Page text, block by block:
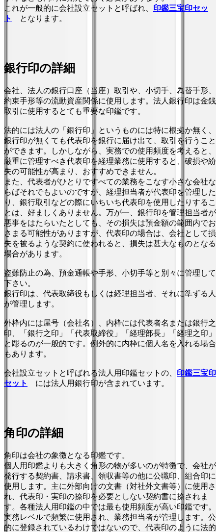
これが一般的に会社設立セットと呼ばれ、 印鑑三宝印セッ
ト
となります。
銀行印の詳細
会社、法人の銀行口座（当座）取引や、小切手、為替手形、
約束手形等の流動資産関係に使用します。法人銀行印は金銭
取引に使用するとても重要な印鑑です。
法的には法人の「銀行印」というものには特に根拠か無く、
銀行印が無くても代表印を銀行に届け出て、取引を行うこと
ができます。しかしながら、実務での使用頻度を考えると、
厳重に管理すべき代表印を経理業務に使用すると、破損や紛
失の可能性が高まり、おすすめできません。
また、代表者がひとりですべての業務をこなす小さな会社な
らばそれでもよいのですが、経理担当者が代表印を管理した
り、銀行取引などの際にいちいち代表印を使用したりするこ
とは、好ましくありません。万が一、銀行印を管理担当者が
悪事をはたらいたとしても、その損失は預金額の範囲内でお
さまる可能性がありますが、代表印の場合は、会社として損
失を被るような契約に使われると、損失は甚大なものとなる
場合があります。
盗難防止の為、預金通帳や手形、小切手等と別々に管理して
下さい。
銀行印は、代表取締役もしくは経理担当者、それに準ずる人
が管理します。
外枠内には屋号（会社名）、内枠には代表者名または銀行之
印、「銀行之印」「代表取締役」「経理部長」「経理之印」
と彫るのが一般的です。例外的に内枠に個人名を入れる場合
もあります。
会社設立セットと呼ばれる法人用印鑑セットの、 印鑑三宝印
セット
には法人用銀行印が含まれています。
角印の詳細
角印は会社の象徴となる印鑑です。
個人用印鑑よりも大きく角形の物が多いのが特徴で、会社が
発行する契約書、請求書、領収書等の他に公職印、組合印に
使用します。主に外部向けの文書（対社外文書等）に使用さ
れ、代表印・実印の捺印を必要としない契約書に捺されま
す。各種法人用印鑑の中では最も使用頻度が高い印鑑です。
実務レベルで頻繁に使用され、業務担当者が管理します。公
的に登録されているわけではないので、代表印のように法的